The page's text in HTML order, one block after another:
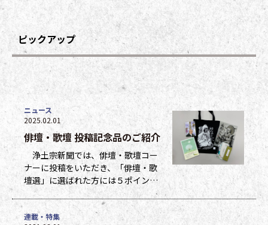
ピックアップ
俳壇・歌壇 投稿記念品のご紹介
浄土宗新聞では、俳壇・歌壇コー
ナーに投稿をいただき、「俳壇・歌
壇選」に選ばれた方には５ポイン
ト、他掲載になった方には１ポイン
トを贈呈しています。ポイントは貯
まった数に応じて、浄土宗新聞オリ
ニュース
2025.02.01
連載・特集